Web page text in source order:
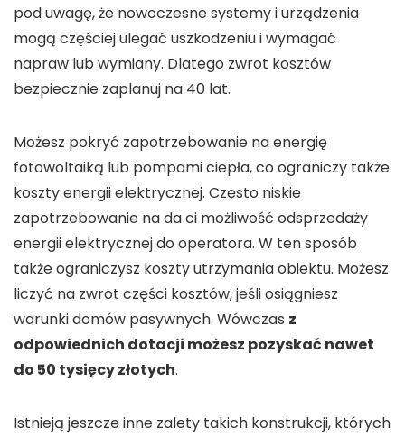
pod uwagę, że nowoczesne systemy i urządzenia
mogą częściej ulegać uszkodzeniu i wymagać
napraw lub wymiany. Dlatego zwrot kosztów
bezpiecznie zaplanuj na 40 lat.
Możesz pokryć zapotrzebowanie na energię
fotowoltaiką lub pompami ciepła, co ograniczy także
koszty energii elektrycznej. Często niskie
zapotrzebowanie na da ci możliwość odsprzedaży
energii elektrycznej do operatora. W ten sposób
także ograniczysz koszty utrzymania obiektu. Możesz
liczyć na zwrot części kosztów, jeśli osiągniesz
warunki domów pasywnych. Wówczas z
odpowiednich dotacji możesz pozyskać nawet
do 50 tysięcy złotych.
Istnieją jeszcze inne zalety takich konstrukcji, których